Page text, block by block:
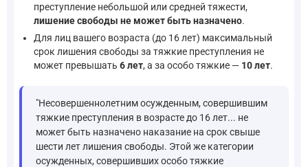
преступление небольшой или средней тяжести,
лишение свободы не может быть назначено.
Для лиц вашего возраста (до 16 лет) максимальный
срок лишения свободы за тяжкие преступления не
может превышать 6 лет, а за особо тяжкие — 10 лет.
"Несовершеннолетним осужденным, совершившим
тяжкие преступления в возрасте до 16 лет... не
может быть назначено наказание на срок свыше
шести лет лишения свободы. Этой же категории
осужденных, совершивших особо тяжкие